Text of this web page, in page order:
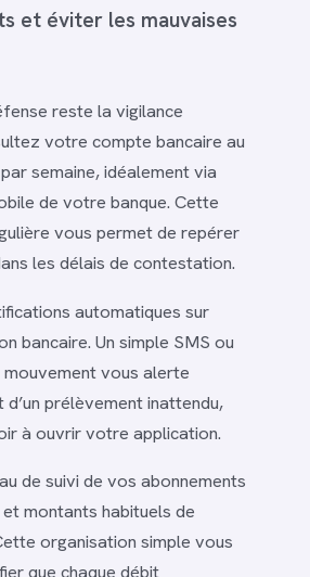
et éviter les mauvaises
reste la vigilance
votre compte bancaire au
semaine, idéalement via
de votre banque. Cette
vous permet de repérer
les délais de contestation.
automatiques sur
bancaire. Un simple SMS ou
mouvement vous alerte
prélèvement inattendu,
à ouvrir votre application.
de suivi de vos abonnements
montants habituels de
organisation simple vous
que chaque débit